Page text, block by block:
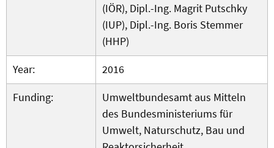
(IÖR), Dipl.-Ing. Magrit Putschky
(IUP), Dipl.-Ing. Boris Stemmer
(HHP)
Year:
2016
Funding:
Umweltbundesamt aus Mitteln
des Bundesministeriums für
Umwelt, Naturschutz, Bau und